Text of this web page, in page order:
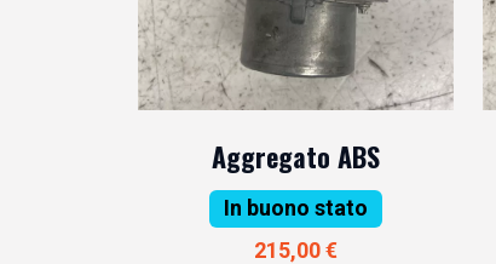
Aggregato ABS
In buono stato
215,00 €